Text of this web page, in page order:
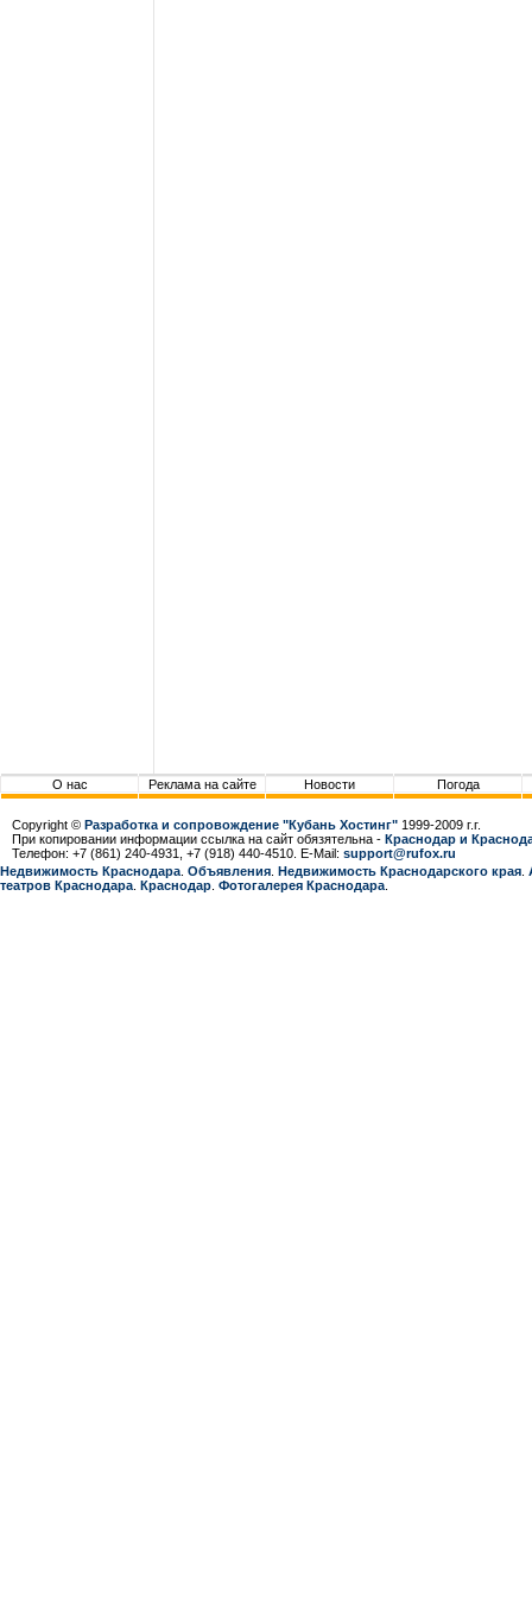
О нас Реклама на сайте Новости Погода
Copyright © Разработка и сопровождение "Кубань Хостинг" 1999-2009 г.г.
При копировании информации ссылка на сайт обязятельна - Краснодар и
Телефон: +7 (861) 240-4931, +7 (918) 440-4510. E-Mail: support@rufox.ru
Недвижимость Краснодара Объявления Недвижимость Краснодарcкого края
театров Краснодара Краснодар Фотогалерея Краснодара